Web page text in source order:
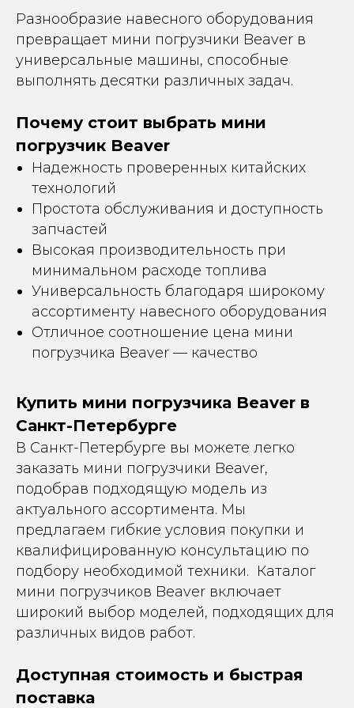
Разнообразие навесного оборудования
превращает мини погрузчики Beaver в
универсальные машины, способные
выполнять десятки различных задач.
Почему стоит выбрать мини
погрузчик Beaver
Надежность проверенных китайских
технологий
Простота обслуживания и доступность
запчастей
Высокая производительность при
минимальном расходе топлива
Универсальность благодаря широкому
ассортименту навесного оборудования
Отличное соотношение цена мини
погрузчика Beaver — качество
Купить мини погрузчика Beaver в
Санкт-Петербурге
В Санкт-Петербурге вы можете легко
заказать мини погрузчики Beaver,
подобрав подходящую модель из
актуального ассортимента. Мы
предлагаем гибкие условия покупки и
квалифицированную консультацию по
подбору необходимой техники. Каталог
мини погрузчиков Beaver включает
широкий выбор моделей, подходящих для
различных видов работ.
Доступная стоимость и быстрая
поставка